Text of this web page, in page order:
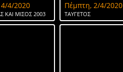
4/2020
ΚΑΙ ΜΙΣΟΣ 2003
Πέμπτη, 2/4/2020
ΤΑΥΓΕΤΟΣ